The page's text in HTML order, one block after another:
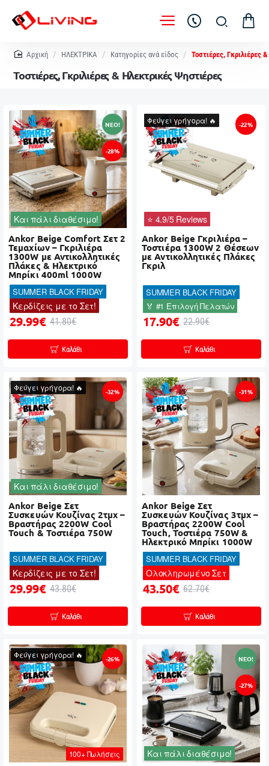
Τοστιέρες, Γκριλιέρες & Ηλεκτρικές Ψηστιέρες
homeΗΛΕΚΤΡΙΚΑ Κατηγορίες ανά είδος Τοστιέρες, Γκριλιέρες
NEO!
Και πάλι διαθέσιμο!
-28%
Ankor Beige Comfort Σετ 2
Τεμαχίων – Γκριλιέρα
1300W με Αντικολλητικές
Πλάκες & Ηλεκτρικό
Μπρίκι 400ml 1000W
SUMMER BLACK FRIDAY
Κερδίζεις με το Σετ!
29.99€ 41.80€
Καλάθι
Φεύγει γρήγορα! 🔥
⭐ 4.9/5 Reviews
-22%
Ankor Beige Γκριλιέρα –
Τοστιέρα 1300W 2 Θέσεων
με Αντικολλητικές Πλάκες
Γκριλ
SUMMER BLACK FRIDAY
🏅 #1 Επιλογή Πελατών
17.90€ 22.90€
Καλάθι
Φεύγει γρήγορα! 🔥
Και πάλι διαθέσιμο!
-32%
Ankor Beige Σετ
Συσκευών Κουζίνας 2τμχ –
Βραστήρας 2200W Cool
Touch & Τοστιέρα 750W
SUMMER BLACK FRIDAY
Κερδίζεις με το Σετ!
29.99€ 43.80€
Καλάθι
-31%
Ankor Beige Σετ
Συσκευών Κουζίνας 3τμχ –
Βραστήρας 2200W Cool
Touch, Τοστιέρα 750W &
Ηλεκτρικό Μπρίκι 1000W
SUMMER BLACK FRIDAY
Ολοκληρωμένο Σετ
43.50€ 62.70€
Καλάθι
100+ Πωλήσεις
Φεύγει γρήγορα! 🔥 -26% NEO!
Και πάλι διαθέσιμο!
-27%